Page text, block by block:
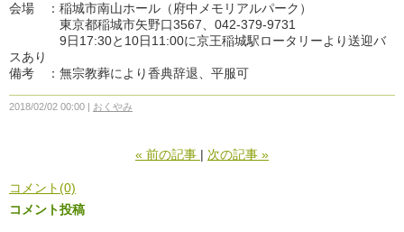
会場 ：稲城市南山ホール（府中メモリアルパーク）
東京都稲城市矢野口3567、042-379-9731
9日17:30と10日11:00に京王稲城駅ロータリーより送迎バ
スあり
備考 ：無宗教葬により香典辞退、平服可
2018/02/02 00:00 おくやみ
« 前の記事 次の記事 »
コメント(0)
コメント投稿